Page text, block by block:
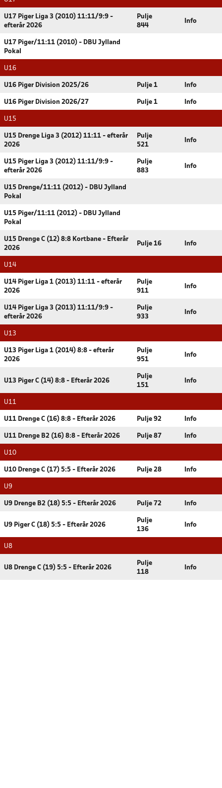
U17 Piger Liga 3 (2010) 11:11/9:9 -
efterår 2026
Pulje
844
Info
U17 Piger/11:11 (2010) - DBU Jylland
Pokal
U16
U16 Piger Division 2025/26 Pulje 1 Info
U16 Piger Division 2026/27 Pulje 1 Info
U15
U15 Drenge Liga 3 (2012) 11:11 - efterår
2026
Pulje
521
Info
U15 Piger Liga 3 (2012) 11:11/9:9 -
efterår 2026
Pulje
883
Info
U15 Drenge/11:11 (2012) - DBU Jylland
Pokal
U15 Piger/11:11 (2012) - DBU Jylland
Pokal
U15 Drenge C (12) 8:8 Kortbane - Efterår
2026
Pulje 16 Info
U14
U14 Piger Liga 1 (2013) 11:11 - efterår
2026
Pulje
911
Info
U14 Piger Liga 3 (2013) 11:11/9:9 -
efterår 2026
Pulje
933
Info
U13
U13 Piger Liga 1 (2014) 8:8 - efterår
2026
Pulje
951
Info
U13 Piger C (14) 8:8 - Efterår 2026
Pulje
151
Info
U11
U11 Drenge C (16) 8:8 - Efterår 2026 Pulje 92 Info
U11 Drenge B2 (16) 8:8 - Efterår 2026 Pulje 87 Info
U10
U10 Drenge C (17) 5:5 - Efterår 2026 Pulje 28 Info
U9
U9 Drenge B2 (18) 5:5 - Efterår 2026 Pulje 72 Info
U9 Piger C (18) 5:5 - Efterår 2026
Pulje
136
Info
U8
U8 Drenge C (19) 5:5 - Efterår 2026
Pulje
118
Info